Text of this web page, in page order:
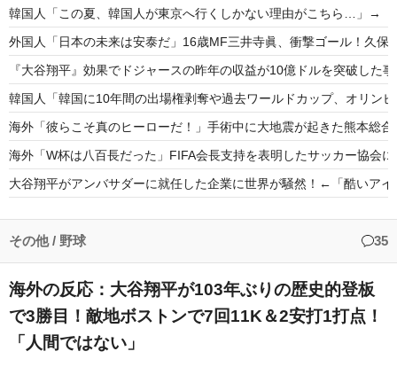
韓国人「この夏、韓国人が東京へ行くしかない理由がこちら…」→
外国人「日本の未来は安泰だ」16歳MF三井寺眞、衝撃ゴール！久
『大谷翔平』効果でドジャースの昨年の収益が10億ドルを突破した
韓国人「韓国に10年間の出場権剥奪や過去ワールドカップ、オリン
海外「彼らこそ真のヒーローだ！」手術中に大地震が起きた熊本総
海外「W杯は八百長だった」FIFA会長支持を表明したサッカー協会
大谷翔平がアンバサダーに就任した企業に世界が騒然！←「酷いア
韓国人「韓国サッカー協会の性接待問題のとんでもない言い訳が
Powered by livedoor 相互RSS
その他 / 野球 35
海外の反応：大谷翔平が103年ぶりの歴史的登板
で3勝目！敵地ボストンで7回11K＆2安打1打点！
「人間ではない」